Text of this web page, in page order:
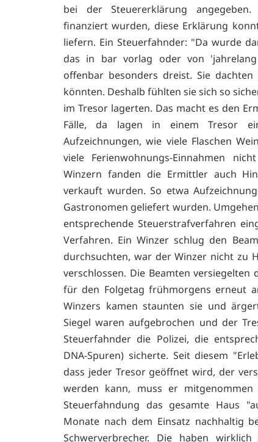
bei der Steuererklärung
finanziert wurden, diese Erklärung
liefern. Ein Steuerfahnder: "Da wurde
das in bar vorlag oder von
offenbar besonders dreist. Sie
könnten. Deshalb fühlten sie sich so
im Tresor lagerten. Das macht es den
Fälle, da lagen in einem Tresor
Aufzeichnungen, wie viele Flaschen
viele Ferienwohnungs-Einnahmen
Winzern fanden die Ermittler auch
verkauft wurden. So etwa
Gastronomen geliefert wurden.
entsprechende Steuerstrafverfahren
Verfahren. Ein Winzer schlug den
durchsuchten, war der Winzer nicht zu
verschlossen. Die Beamten
für den Folgetag frühmorgens erneut
Winzers kamen staunten sie und
Siegel waren aufgebrochen und der
Steuerfahnder die Polizei, die
DNA-Spuren) sicherte. Seit diesem
dass jeder Tresor geöffnet wird, der
werden kann, muss er
Steuerfahndung das gesamte Haus
Monate nach dem Einsatz nachhaltig
Schwerverbrecher. Die haben